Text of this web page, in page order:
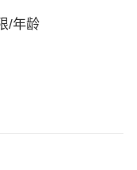
/年龄